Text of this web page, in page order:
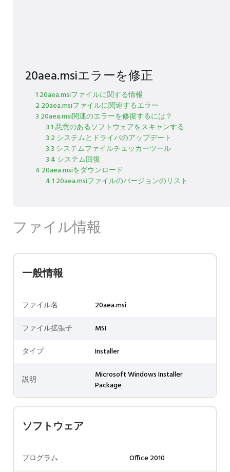
20aea.msiエラーを修正
1 20aea.msiファイルに関する情報
2 20aea.msiファイルに関連するエラー
3 20aea.msi関連のエラーを修復するには？
3.1 悪意のあるソフトウェアをスキャンする
3.2 システムとドライバのアップデート
3.3 システムファイルチェッカーツール
3.4 システム回復
4 20aea.msiをダウンロード
4.1 20aea.msiファイルのバージョンのリスト
ファイル情報
一般情報
ファイル名
20aea.msi
ファイル拡張子
MSI
タイプ
Installer
説明
Microsoft Windows Installer
Package
ソフトウェア
プログラム Office 2010